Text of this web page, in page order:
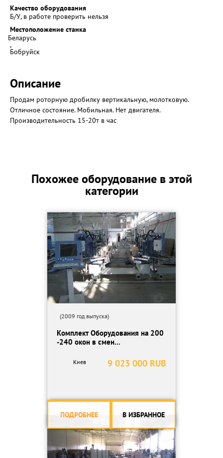
Качество оборудования
Б/У, в работе проверить нельзя
Местоположение станка
Беларусь
,
Бобруйск
Описание
Продам роторную дробилку вертикальную, молотковую.
Отличное состояние. Мобильная. Нет двигателя.
Производительность 15-20т в час
Похожее оборудование в этой
категории
(2009 год выпуска)
Комплект Оборудования на 200
-240 окон в смен...
9 023 000 RUB
Киев
ПОДРОБНЕЕ В ИЗБРАННОЕ